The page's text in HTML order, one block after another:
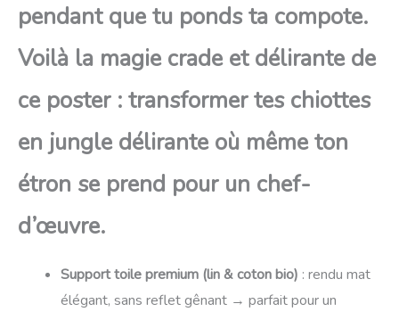
pendant que tu ponds ta compote.
Voilà la magie crade et délirante de
ce poster : transformer tes chiottes
en jungle délirante où même ton
étron se prend pour un chef-
d’œuvre.
Support toile premium (lin & coton bio) : rendu mat
élégant, sans reflet gênant → parfait pour un